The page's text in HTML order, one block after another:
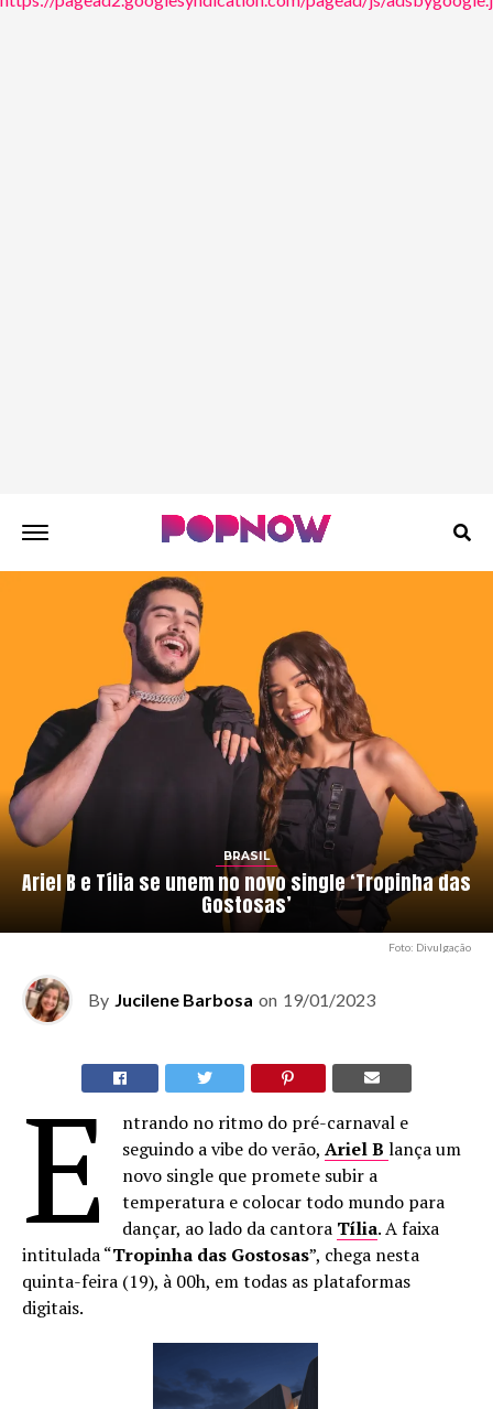
BRASIL
Ariel B e Tília se unem no novo single ‘Tropinha das
Gostosas’
Foto: Divulgação
By Jucilene Barbosa on 19/01/2023
E
ntrando no ritmo do pré-carnaval e
seguindo a vibe do verão,Ariel Blança um
novo single que promete subir a
temperatura e colocar todo mundo para
dançar, ao lado da cantora Tília. A faixa
intitulada “Tropinha das Gostosas”, chega nesta
quinta-feira (19), à 00h, em todas as plataformas
digitais.